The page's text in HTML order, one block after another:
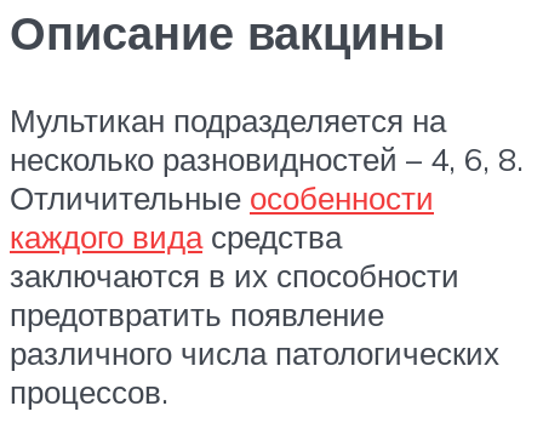
Описание вакцины
Мультикан подразделяется на
несколько разновидностей – 4, 6, 8.
Отличительные особенности
каждого видасредства
заключаются в их способности
предотвратить появление
различного числа патологических
процессов.